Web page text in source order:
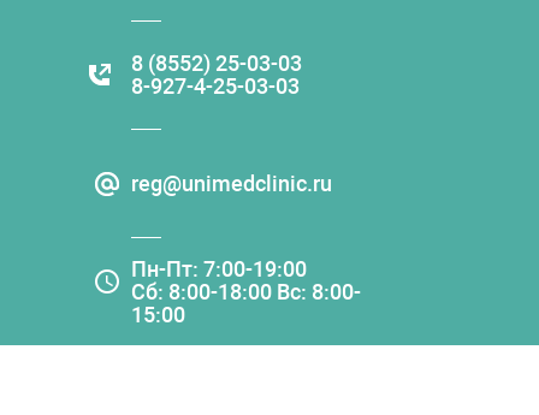
8 (8552) 25-03-03
8-927-4-25-03-03
reg@unimedclinic.ru
Пн-Пт: 7:00-19:00
Сб: 8:00-18:00 Вс: 8:00-
15:00